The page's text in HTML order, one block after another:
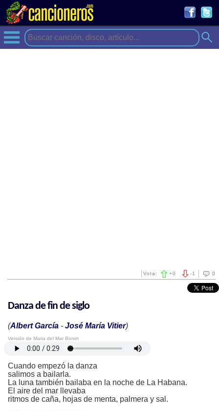
0
-1
Vota: +0
Danza de fin de siglo
(Albert García - José María Vitier)
Versión de Maria del Mar Bonet
Cuando empezó la danza
salimos a bailarla.
La luna también bailaba en la noche de La Habana.
El aire del mar llevaba
ritmos de caña, hojas de menta, palmera y sal.